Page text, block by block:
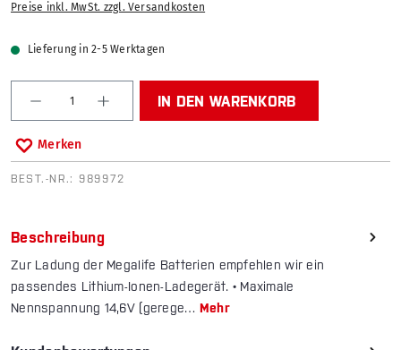
Preise inkl. MwSt. zzgl. Versandkosten
Lieferung in 2-5 Werktagen
Produkt Anzahl: Gib den gewünschten Wert ein
IN DEN WARENKORB
Merken
BEST.-NR.: 989972
Beschreibung
Zur Ladung der Megalife Batterien empfehlen wir ein
passendes Lithium-Ionen-Ladegerät. • Maximale
Nennspannung 14,6V (gerege… Mehr